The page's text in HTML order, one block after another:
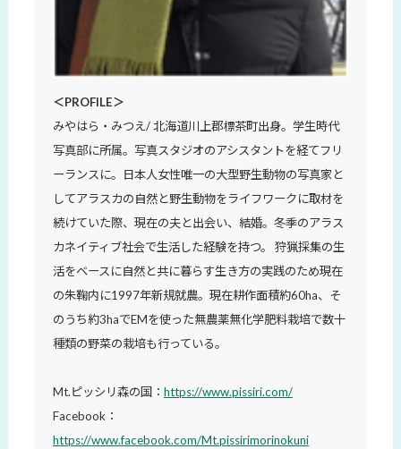
＜PROFILE＞
みやはら・みつえ/ 北海道川上郡標茶町出身。学生時代
写真部に所属。写真スタジオのアシスタントを経てフリ
ーランスに。日本人女性唯一の大型野生動物の写真家と
してアラスカの自然と野生動物をライフワークに取材を
続けていた際、現在の夫と出会い、結婚。冬季のアラス
カネイティブ社会で生活した経験を持つ。 狩猟採集の生
活をベースに自然と共に暮らす生き方の実践のため現在
の朱鞠内に1997年新規就農。現在耕作面積約60ha、そ
のうち約3haでEMを使った無農薬無化学肥料栽培で数十
種類の野菜の栽培も行っている。
Mt.ピッシリ森の国： https://www.pissiri.com/
Facebook：
https://www.facebook.com/Mt.pissirimorinokuni